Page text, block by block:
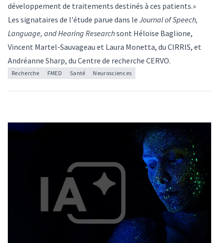
développement de traitements destinés à ces patients.»
Les signataires de l'étude parue dans le Journal of Speech,
Language, and Hearing Researchsont Héloïse Baglione,
Vincent Martel-Sauvageau et Laura Monetta, du CIRRIS, et
Andréanne Sharp, du Centre de recherche CERVO.
Recherche FMED Santé Neurosciences